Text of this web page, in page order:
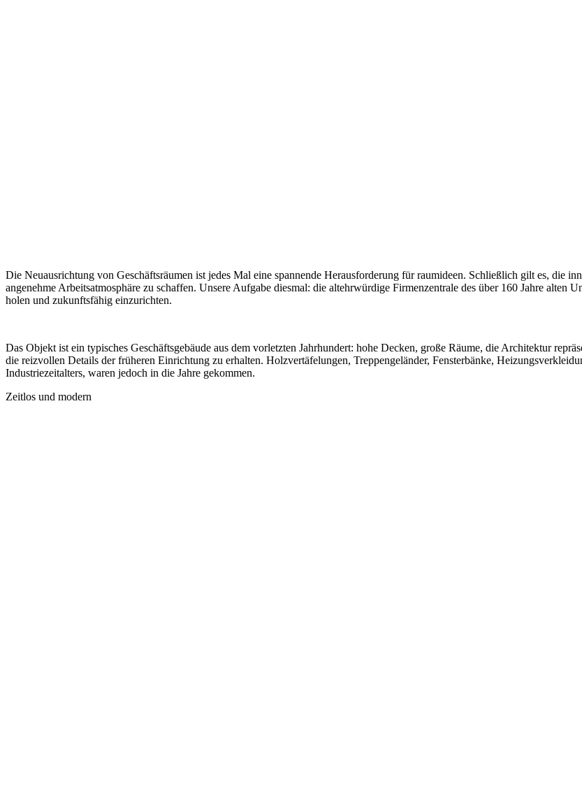
Die Neuausrichtung von Geschäftsräumen ist jedes Mal eine spannende Herausforderung für raumideen. Schließlich gilt es, die
angenehme Arbeitsatmosphäre zu schaffen. Unsere Aufgabe diesmal: die altehrwürdige Firmenzentrale des über 160 Jahre alten
holen und zukunftsfähig einzurichten.
Das Objekt ist ein typisches Geschäftsgebäude aus dem vorletzten Jahrhundert: hohe Decken, große Räume, die Architektur
die reizvollen Details der früheren Einrichtung zu erhalten. Holzvertäfelungen, Treppengeländer, Fensterbänke,
Industriezeitalters, waren jedoch in die Jahre gekommen.
Zeitlos und modern